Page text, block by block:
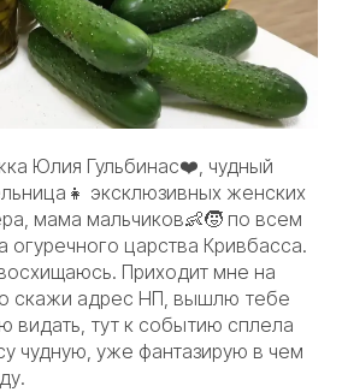
Юлия Гульбинас❤️, чудный
эксклюзивных женских
мама мальчиков👶🧒 по всем
огуречного царства Кривбасса.
Приходит мне на
скажи адрес НП, вышлю тебе
видать, тут к событию сплела
чудную, уже фантазирую в чем